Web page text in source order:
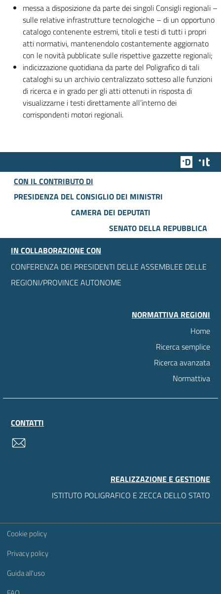
messa a disposizione da parte dei singoli Consigli regionali –
sulle relative infrastrutture tecnologiche – di un opportuno
catalogo contenente estremi, titoli e testi di tutti i propri
atti normativi, mantenendolo costantemente aggiornato
con le novità pubblicate sulle rispettive gazzette regionali;
indicizzazione quotidiana da parte del Poligrafico di tali
cataloghi su un archivio centralizzato sotteso alle funzioni
di ricerca e in grado per gli atti ottenuti in risposta di
visualizzarne i testi direttamente all’interno dei
corrispondenti motori regionali.
Team
CON IL CONTRIBUTO DI
PRESIDENZA DEL CONSIGLIO DEI MINISTRI
CAMERA DEI DEPUTATI
SENATO DELLA REPUBBLICA
IN COLLABORAZIONE CON
CONFERENZA DEI PRESIDENTI DELLE ASSEMBLEE DELLE
REGIONI/PROVINCE AUTONOME
NORMATTIVA REGIONI
Home
Ricerca semplice
Ricerca avanzata
Normattiva
CONTATTI
REALIZZAZIONE E GESTIONE
ISTITUTO POLIGRAFICO E ZECCA DELLO STATO
Sezione Link Utili
Cookie policy
Privacy policy
Guida all'uso